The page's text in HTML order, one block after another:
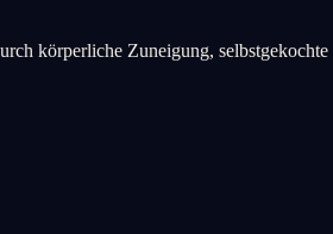
körperliche Zuneigung,